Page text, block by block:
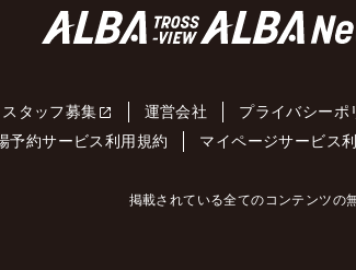
スタッフ募集 運営会社 プライバシーポ
予約サービス利用規約
マイページサービス
掲載されている全てのコンテンツの